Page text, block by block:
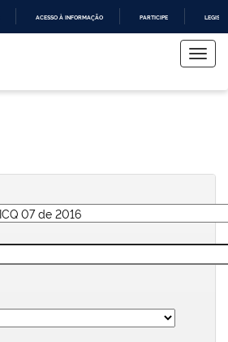
ACESSO À INFORMAÇÃO PARTICIPE